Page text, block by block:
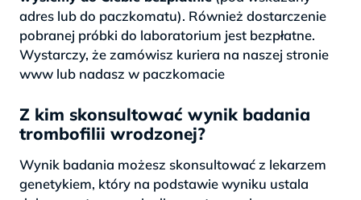
adres lub do paczkomatu). Również dostarczenie
pobranej próbki do laboratorium jest bezpłatne.
Wystarczy, że zamówisz kuriera na naszej stronie
www lub nadasz w paczkomacie
Z kim skonsultować wynik badania
trombofilii wrodzonej?
Wynik badania możesz skonsultować z lekarzem
genetykiem, który na podstawie wyniku ustala